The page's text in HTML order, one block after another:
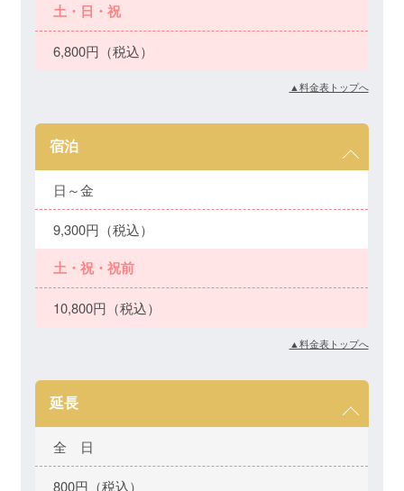
土・日・祝
6,800円（税込）
▲料金表トップへ
宿泊
日～金
9,300円（税込）
土・祝・祝前
10,800円（税込）
▲料金表トップへ
延長
全 日
800円（税込）